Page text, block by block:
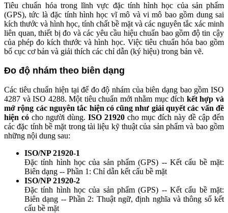
Tiêu chuẩn hóa trong lĩnh vực đặc tính hình học của sản phẩm
(GPS), tức là đặc tính hình học vĩ mô và vi mô bao gồm dung sai
kích thước và hình học, tính chất bề mặt và các nguyên tắc xác minh
liên quan, thiết bị đo và các yêu cầu hiệu chuẩn bao gồm độ tin cậy
của phép đo kích thước và hình học. Việc tiêu chuẩn hóa bao gồm
bố cục cơ bản và giải thích các chỉ dẫn (ký hiệu) trong bản vẽ.
Đo độ nhám theo biên dạng
Các tiêu chuẩn hiện tại để đo độ nhám của biên dạng bao gồm ISO
4287 và ISO 4288. Một tiêu chuẩn mới nhằm mục đích kết hợp và
mở rộng các nguyên tắc hiện có cũng như giải quyết các vấn đề
hiện có cho người dùng. ISO 21920 cho mục đích này đề cập đến
các đặc tính bề mặt trong tài liệu kỹ thuật của sản phẩm và bao gồm
những nội dung sau:
ISO/NP 21920-1
Đặc tính hình học của sản phẩm (GPS) -- Kết cấu bề mặt:
Biên dạng -- Phần 1: Chỉ dẫn kết cấu bề mặt
ISO/NP 21920-2
Đặc tính hình học của sản phẩm (GPS) -- Kết cấu bề mặt:
Biên dạng -- Phần 2: Thuật ngữ, định nghĩa và thông số kết
cấu bề mặt